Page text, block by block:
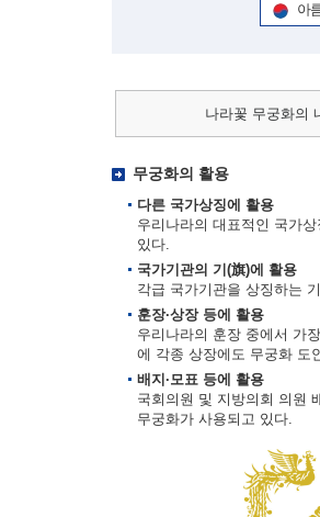
아
나라꽃 무궁화의
무궁화의 활용
다른 국가상징에 활용
우리나라의 대표적인 국가
있다.
국가기관의 기(旗)에 활용
각급 국가기관을 상징하는
훈장·상장 등에 활용
우리나라의 훈장 중에서 가
에 각종 상장에도 무궁화 도
배지·모표 등에 활용
국회의원 및 지방의회 의원
무궁화가 사용되고 있다.